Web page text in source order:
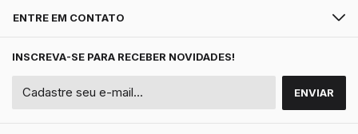
ENTRE EM CONTATO
INSCREVA-SE PARA RECEBER NOVIDADES!